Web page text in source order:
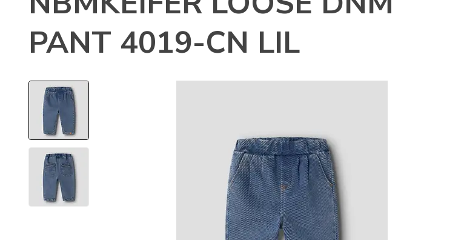
PANT 4019-CN LIL